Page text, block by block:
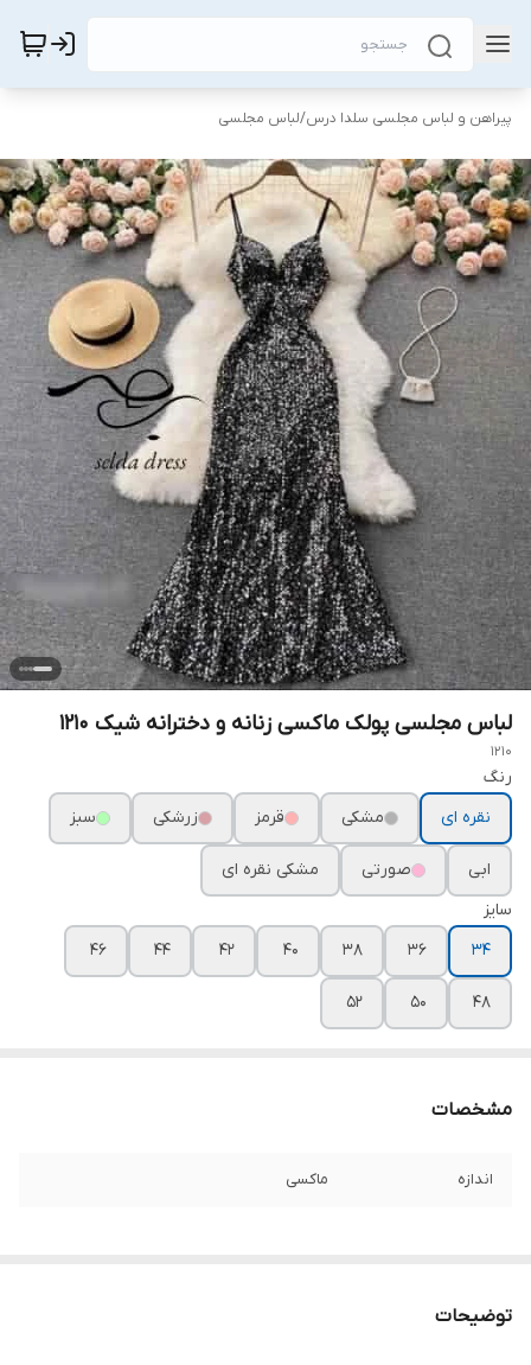
پیراهن و لباس مجلسی سلدا درس/لباس مجلسی
لباس مجلسی پولک ماکسی زنانه و دخترانه شیک ۱۲۱۰
1210
رنگ
نقره ای
مشکی قرمز زرشکی سبز
ابی صورتی
مشکی نقره ای
سایز
۳۴
۳۶ ۳۸ ۴۰ ۴۲ ۴۴ ۴۶
۴۸ ۵۰ ۵۲
مشخصات
اندازه ماکسی
توضیحات